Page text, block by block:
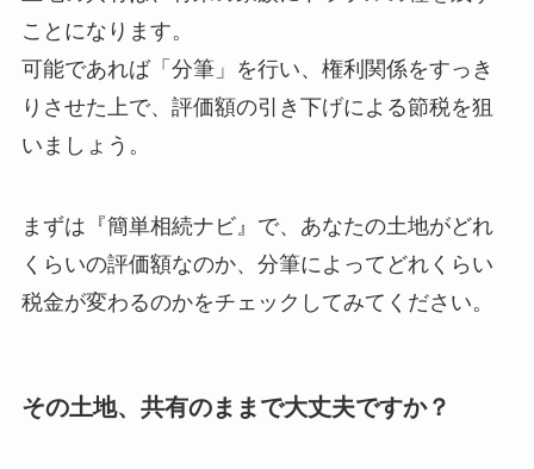
ことになります。
可能であれば「分筆」を行い、権利関係をすっき
りさせた上で、評価額の引き下げによる節税を狙
いましょう。
まずは『簡単相続ナビ』で、あなたの土地がどれ
くらいの評価額なのか、分筆によってどれくらい
税金が変わるのかをチェックしてみてください。
その土地、共有のままで大丈夫ですか？